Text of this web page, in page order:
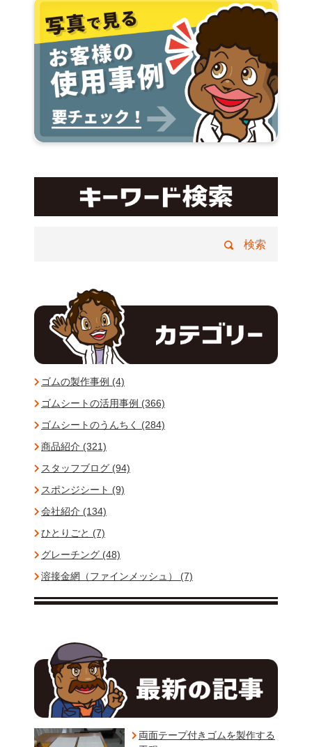
ゴムの製作事例 (4)
ゴムシートの活用事例 (366)
ゴムシートのうんちく (284)
商品紹介 (321)
スタッフブログ (94)
スポンジシート (9)
会社紹介 (134)
ひとりごと (7)
グレーチング (48)
溶接金網（ファインメッシュ） (7)
両面テープ付きゴムを製作する